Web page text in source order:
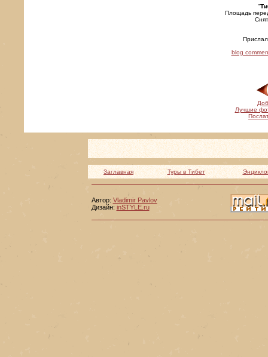
"
Площадь
blog
Лучшие
Заглавная Туры в Тибет
Автор: Vladimir Pavlov
Дизайн: inSTYLE.ru